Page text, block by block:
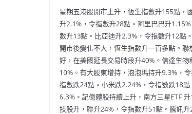
星期五港股開市上升，恆生指數升155點
升2.1%，令指數升28點。阿里巴巴升
數升13點。比亞迪升2.3%，令指數升12點
開市後變化不大，恆生指數升一百多點。
好，在美國延長交易時段升40%。信達生
10%。有大股東增持，泡泡瑪持升9.3%，
指數跌24點。小米跌2.24%，令指數跌18
6.3%。記億體股持續上升，南方三星ETF
技股升，聯升24%，令指數升51點。騰訊